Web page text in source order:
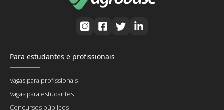
Para estudantes e profissionais
Vagas para profissionais
Vagas para estudantes
Concursos públicos